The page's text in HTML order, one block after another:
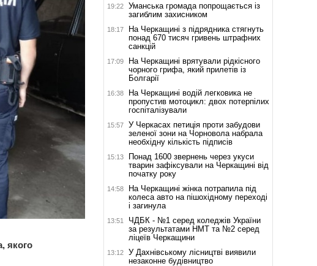
якого
19:22
Уманська громада попрощається із
загиблим захисником
18:17
На Черкащині з підрядника стягнуть
понад 670 тисяч гривень штрафних
санкцій
17:09
На Черкащині врятували рідкісного
чорного грифа, який прилетів із
Болгарії
16:38
На Черкащині водій легковика не
пропустив мотоцикл: двох потерпілих
госпіталізували
15:57
У Черкасах петиція проти забудови
зеленої зони на Чорновола набрала
необхідну кількість підписів
15:13
Понад 1600 звернень через укуси
тварин зафіксували на Черкащині від
початку року
14:58
На Черкащині жінка потрапила під
колеса авто на пішохідному переході
і загинула
13:51
ЧДБК - №1 серед коледжів України
за результатами НМТ та №2 серед
ліцеїв Черкащини
13:12
У Дахнівському лісництві виявили
незаконне будівництво